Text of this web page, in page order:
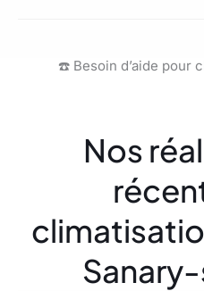
☎️ Besoin d’aide pour
Nos